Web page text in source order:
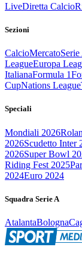
LiveDiretta Calcio
Sezioni
CalcioMercatoSerie
LeagueEuropa
ItalianaFormula 1
CupNations League
Speciali
Mondiali 2026
2026Scudetto Inter
2026Super Bowl
Riding Fest 2025
2024Euro 2024
Squadra Serie A
AtalantaBologna